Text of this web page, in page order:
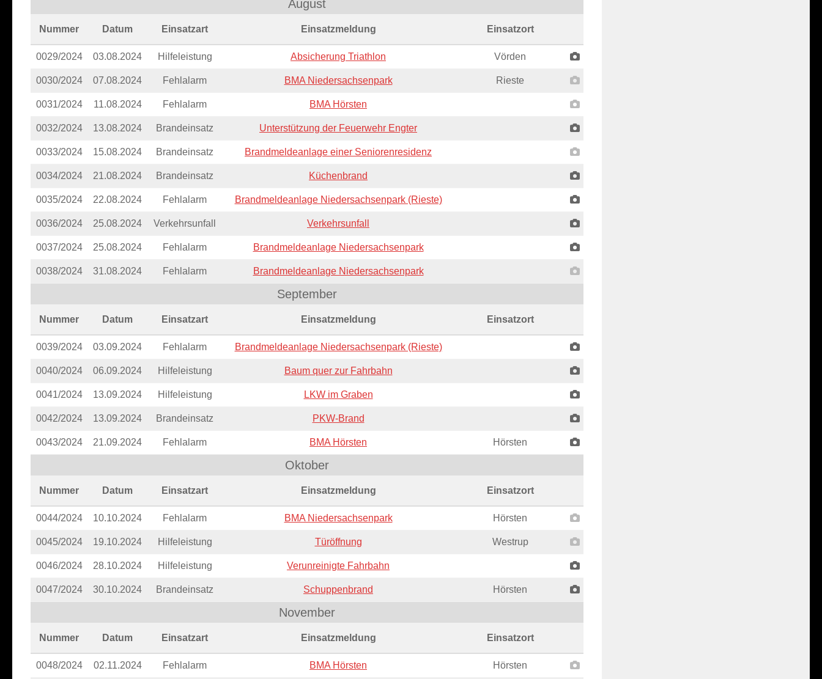
August
Nummer Datum Einsatzart Einsatzmeldung Einsatzort
0029/2024 03.08.2024 Hilfeleistung Absicherung Triathlon Vörden
0030/2024 07.08.2024 Fehlalarm BMA Niedersachsenpark Rieste
0031/2024 11.08.2024 Fehlalarm BMA Hörsten
0032/2024 13.08.2024 Brandeinsatz Unterstützung der Feuerwehr Engter
0033/2024 15.08.2024 Brandeinsatz Brandmeldeanlage einer Seniorenresidenz
0034/2024 21.08.2024 Brandeinsatz Küchenbrand
0035/2024 22.08.2024 Fehlalarm Brandmeldeanlage Niedersachsenpark (Rieste)
0036/2024 25.08.2024 Verkehrsunfall Verkehrsunfall
0037/2024 25.08.2024 Fehlalarm Brandmeldeanlage Niedersachsenpark
0038/2024 31.08.2024 Fehlalarm Brandmeldeanlage Niedersachsenpark
September
Nummer Datum Einsatzart Einsatzmeldung Einsatzort
0039/2024 03.09.2024 Fehlalarm Brandmeldeanlage Niedersachsenpark (Rieste)
0040/2024 06.09.2024 Hilfeleistung Baum quer zur Fahrbahn
0041/2024 13.09.2024 Hilfeleistung LKW im Graben
0042/2024 13.09.2024 Brandeinsatz PKW-Brand
0043/2024 21.09.2024 Fehlalarm BMA Hörsten Hörsten
Oktober
Nummer Datum Einsatzart Einsatzmeldung Einsatzort
0044/2024 10.10.2024 Fehlalarm BMA Niedersachsenpark Hörsten
0045/2024 19.10.2024 Hilfeleistung Türöffnung Westrup
0046/2024 28.10.2024 Hilfeleistung Verunreinigte Fahrbahn
0047/2024 30.10.2024 Brandeinsatz Schuppenbrand Hörsten
November
Nummer Datum Einsatzart Einsatzmeldung Einsatzort
0048/2024 02.11.2024 Fehlalarm BMA Hörsten Hörsten